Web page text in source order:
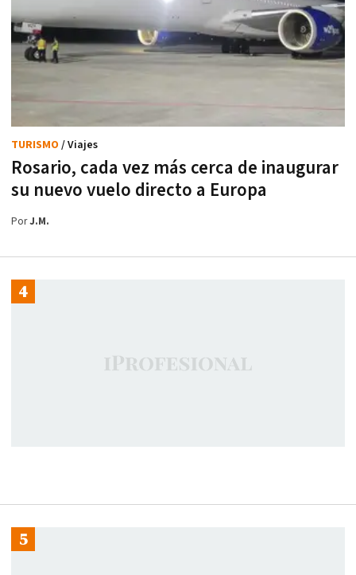
Rosario, cada vez más cerca de inaugurar
su nuevo vuelo directo a Europa
TURISMO / Viajes
PorJ.M.